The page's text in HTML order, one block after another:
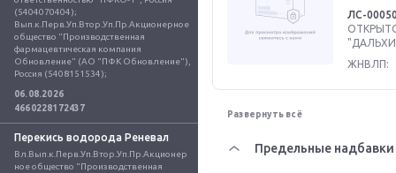
(5404070404);
Вып.к.Перв.Уп.Втор.Уп.Пр.Акционерное
общество "Производственная
фармацевтическая компания
Обновление" (АО "ПФК Обновление"),
Россия (5408151534);
06.08.2026
4660228172437
Перекись водорода Реневал
Вл.Вып.к.Перв.Уп.Втор.Уп.Пр.Акционер
ное общество "Производственная
ЛС-
ЖНВЛП:
Развернуть всё
Предельные надбавки